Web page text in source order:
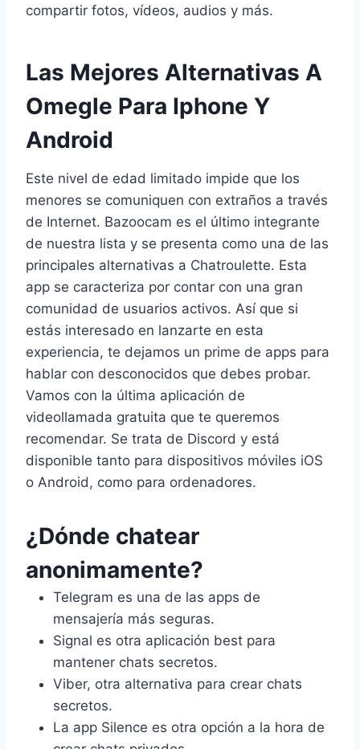
compartir fotos, vídeos, audios y más.
Las Mejores Alternativas A
Omegle Para Iphone Y
Android
Este nivel de edad limitado impide que los
menores se comuniquen con extraños a través
de Internet. Bazoocam es el último integrante
de nuestra lista y se presenta como una de las
principales alternativas a Chatroulette. Esta
app se caracteriza por contar con una gran
comunidad de usuarios activos. Así que si
estás interesado en lanzarte en esta
experiencia, te dejamos un prime de apps para
hablar con desconocidos que debes probar.
Vamos con la última aplicación de
videollamada gratuita que te queremos
recomendar. Se trata de Discord y está
disponible tanto para dispositivos móviles iOS
o Android, como para ordenadores.
¿Dónde chatear
anonimamente?
Telegram es una de las apps de
mensajería más seguras.
Signal es otra aplicación best para
mantener chats secretos.
Viber, otra alternativa para crear chats
secretos.
La app Silence es otra opción a la hora de